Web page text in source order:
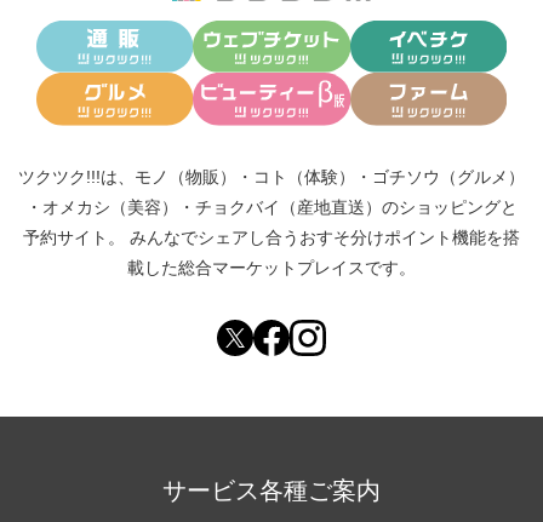
ツクツク!!!は、 モノ（物販） ・ コト（体験） ・ ゴチソウ（グルメ）
・ オメカシ（美容） ・ チョクバイ（産地直送） のショッピングと
予約サイト。
みんなでシェアし合う おすそ分けポイント機能を搭
載した総合マーケットプレイスです。
サービス各種ご案内